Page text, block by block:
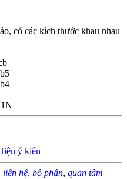
có các kích thước khau nhau
ý kiến
liên hệ, bộ phận, quan tâm